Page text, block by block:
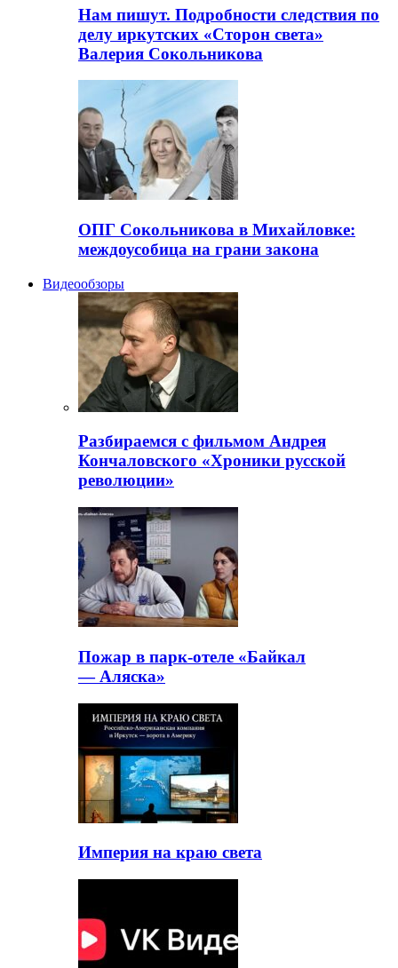
Нам пишут. Подробности следствия по
делу иркутских «Сторон света»
Валерия Сокольникова
ОПГ Сокольникова в Михайловке:
междоусобица на грани закона
Видеообзоры
Разбираемся с фильмом Андрея
Кончаловского «Хроники русской
революции»
Пожар в парк-отеле «Байкал
— Аляска»
Империя на краю света